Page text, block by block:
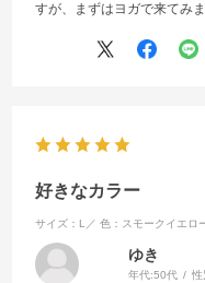
すが、まずはヨガで来てみま
好きなカラー
サイズ：L／ 色：スモークイエロ
ゆき
年代:50代